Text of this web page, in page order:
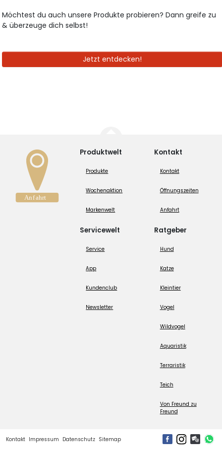
Möchtest du auch unsere Produkte probieren? Dann greife zu
& überzeuge dich selbst!
Jetzt entdecken!
Produktwelt
Produkte
Wochenaktion
Markenwelt
Servicewelt
Service
App
Kundenclub
Newsletter
Kontakt
Kontakt
Öffnungszeiten
Anfahrt
Ratgeber
Hund
Katze
Kleintier
Vogel
Wildvogel
Aquaristik
Terraristik
Teich
Von Freund zu
Freund
Kontakt Impressum Datenschutz Sitemap